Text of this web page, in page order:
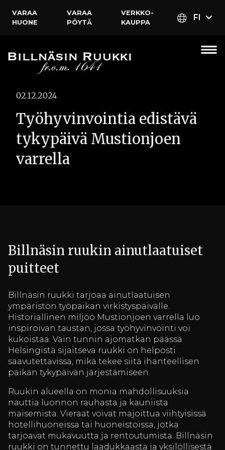
VARAA
HUONE
VARAA
PÖYTÄ
VERKKO­
KAUPPA
FI
02.12.2024
Työhyvinvointia edistävä
tykypäivä Mustionjoen
varrella
Billnäsin ruukin ainutlaatuiset
puitteet
Billnäsin ruukki tarjoaa ainutlaatuisen
ympäristön työpaikan virkistyspäivälle.
Historiallinen miljöö Mustionjoen varrella luo
inspiroivan taustan, jossa työhyvinvointi voi
kukoistaa. Vain tunnin ajomatkan päässä
Helsingistä sijaitseva ruukki on helposti
saavutettavissa, mikä tekee siitä ihanteellisen
paikan tykypäivän järjestämiseen.
Ruukin alueella on monia mahdollisuuksia
nauttia luonnon rauhasta ja kauniista
maisemista. Vieraat voivat majoittua viihtyisissä
hotellihuoneissa tai huoneistoissa, jotka
tarjoavat mukavuutta ja rentoutumista. Billnäsin
ruukki on tunnettu laadukkaasta ja yksilöllisestä